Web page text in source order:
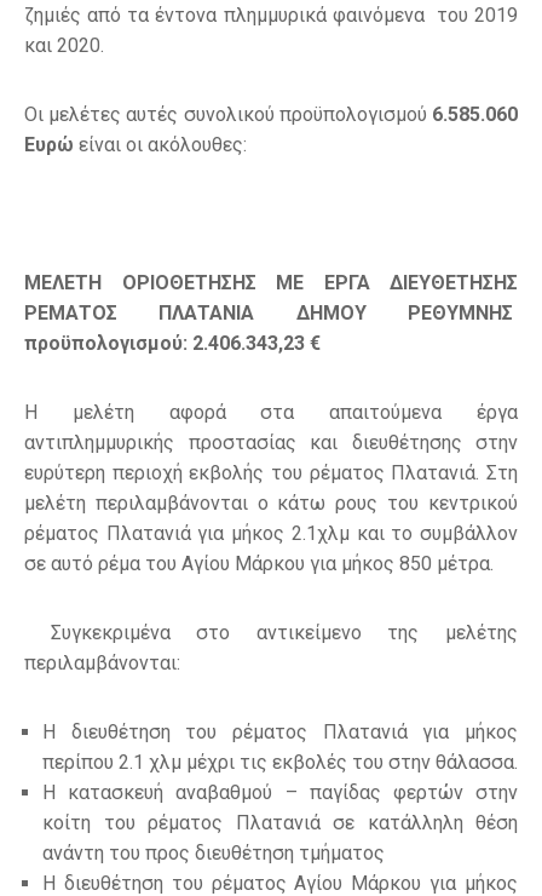
ζημιές από τα έντονα πλημμυρικά φαινόμενα του 2019
και 2020.
Οι μελέτες αυτές συνολικού προϋπολογισμού 6.585.060
Ευρώ είναι οι ακόλουθες:
ΜΕΛΕΤΗ ΟΡΙΟΘΕΤΗΣΗΣ ΜΕ ΕΡΓΑ ΔΙΕΥΘΕΤΗΣΗΣ
ΡΕΜΑΤΟΣ ΠΛΑΤΑΝΙΑ ΔΗΜΟΥ ΡΕΘΥΜΝΗΣ
προϋπολογισμού: 2.406.343,23 €
H μελέτη αφορά στα απαιτούμενα έργα
αντιπλημμυρικής προστασίας και διευθέτησης στην
ευρύτερη περιοχή εκβολής του ρέματος Πλατανιά. Στη
μελέτη περιλαμβάνονται ο κάτω ρους του κεντρικού
ρέματος Πλατανιά για μήκος 2.1χλμ και το συμβάλλον
σε αυτό ρέμα του Αγίου Μάρκου για μήκος 850 μέτρα.
Συγκεκριμένα στο αντικείμενο της μελέτης
περιλαμβάνονται:
Η διευθέτηση του ρέματος Πλατανιά για μήκος
περίπου 2.1 χλμ μέχρι τις εκβολές του στην θάλασσα.
Η κατασκευή αναβαθμού – παγίδας φερτών στην
κοίτη του ρέματος Πλατανιά σε κατάλληλη θέση
ανάντη του προς διευθέτηση τμήματος
Η διευθέτηση του ρέματος Αγίου Μάρκου για μήκος